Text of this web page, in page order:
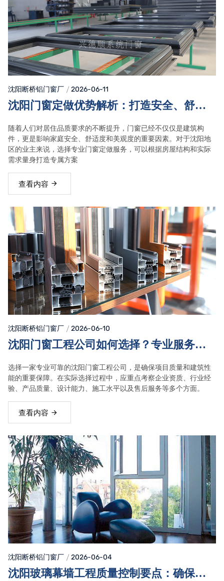
沈阳断桥铝门窗厂 2026-06-11
沈阳门窗定做优势解析：打造安全、舒
随着人们对居住品质要求的不断提升，门窗已经不仅仅是建筑构
件，更是影响家庭安全、舒适度和美观度的重要因素。对于沈阳地
区的业主来说，选择专业门窗定做服务，可以根据房屋结构和实际
需求量身打造专属方案
查看内容
沈阳断桥铝门窗厂 2026-06-10
沈阳门窗工程公司如何选择？专业服务与
选择一家专业可靠的沈阳门窗工程公司，是确保项目质量和建筑性
能的重要保障。在实际选择过程中，应重点考察企业资质、行业经
验、产品质量、设计能力、施工水平以及售后服务等多个方面。
查看内容
沈阳断桥铝门窗厂 2026-06-04
沈阳玻璃幕墙工程质量控制要点：确保安